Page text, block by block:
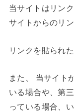
当サイトはリン
サイトからのリ
リンクを貼られ
また、 当サイト
いる場合や、第
っている場合、